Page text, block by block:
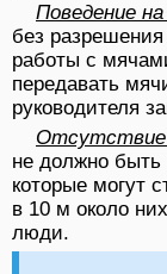
Поведение на
без
работы с
передавать
руководителя
Отсутствие
не должно быть
которые могут
в 10 м около
люди.